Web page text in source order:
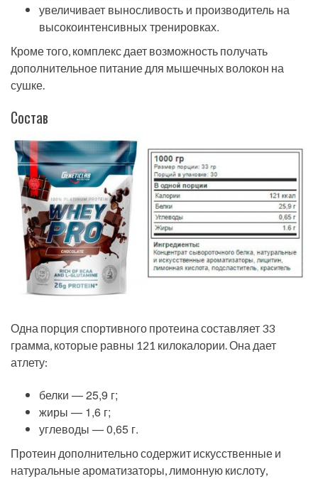
увеличивает выносливость и производитель на
высокоинтенсивных тренировках.
Кроме того, комплекс дает возможность получать
дополнительное питание для мышечных волокон на
сушке.
Состав
Одна порция спортивного протеина составляет 33
грамма, которые равны 121 килокалории. Она дает
атлету:
белки — 25,9 г;
жиры — 1,6 г;
углеводы — 0,65 г.
Протеин дополнительно содержит искусственные и
натуральные ароматизаторы, лимонную кислоту,